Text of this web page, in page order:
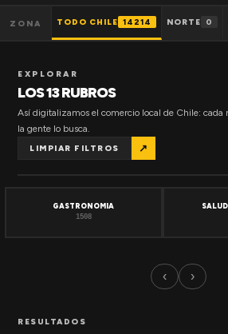
ZONA TODO CHILE 14214 NORTE 0
EXPLORAR
LOS 13 RUBROS
Así digitalizamos el comercio local de Chile: cada
la gente lo busca.
LIMPIAR FILTROS ↗
GASTRONOMIA
1508
‹ ›
RESULTADOS